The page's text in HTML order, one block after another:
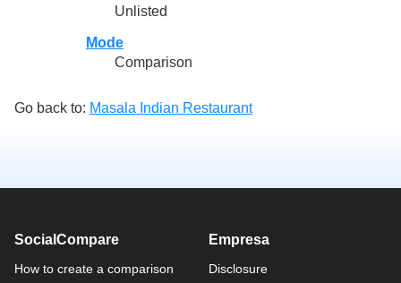
Unlisted
Mode
Comparison
Go back to: Masala Indian Restaurant
SocialCompare
How to create a comparison
Empresa
Disclosure